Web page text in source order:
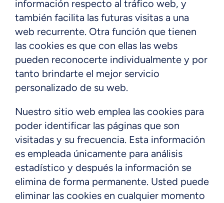
información respecto al tráfico web, y
también facilita las futuras visitas a una
web recurrente. Otra función que tienen
las cookies es que con ellas las webs
pueden reconocerte individualmente y por
tanto brindarte el mejor servicio
personalizado de su web.
Nuestro sitio web emplea las cookies para
poder identificar las páginas que son
visitadas y su frecuencia. Esta información
es empleada únicamente para análisis
estadístico y después la información se
elimina de forma permanente. Usted puede
eliminar las cookies en cualquier momento